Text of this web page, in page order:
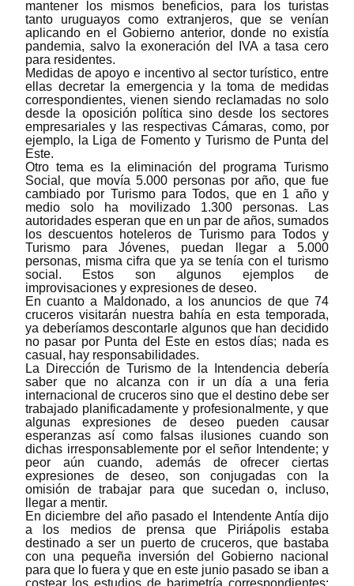
mantener los mismos beneficios, para los turistas
tanto uruguayos como extranjeros, que se venían
aplicando en el Gobierno anterior, donde no existía
pandemia, salvo la exoneración del IVA a tasa cero
para residentes.
Medidas de apoyo e incentivo al sector turístico, entre
ellas decretar la emergencia y la toma de medidas
correspondientes, vienen siendo reclamadas no solo
desde la oposición política sino desde los sectores
empresariales y las respectivas Cámaras, como, por
ejemplo, la Liga de Fomento y Turismo de Punta del
Este.
Otro tema es la eliminación del programa Turismo
Social, que movía 5.000 personas por año, que fue
cambiado por Turismo para Todos, que en 1 año y
medio solo ha movilizado 1.300 personas. Las
autoridades esperan que en un par de años, sumados
los descuentos hoteleros de Turismo para Todos y
Turismo para Jóvenes, puedan llegar a 5.000
personas, misma cifra que ya se tenía con el turismo
social. Estos son algunos ejemplos de
improvisaciones y expresiones de deseo.
En cuanto a Maldonado, a los anuncios de que 74
cruceros visitarán nuestra bahía en esta temporada,
ya deberíamos descontarle algunos que han decidido
no pasar por Punta del Este en estos días; nada es
casual, hay responsabilidades.
La Dirección de Turismo de la Intendencia debería
saber que no alcanza con ir un día a una feria
internacional de cruceros sino que el destino debe ser
trabajado planificadamente y profesionalmente, y que
algunas expresiones de deseo pueden causar
esperanzas así como falsas ilusiones cuando son
dichas irresponsablemente por el señor Intendente; y
peor aún cuando, además de ofrecer ciertas
expresiones de deseo, son conjugadas con la
omisión de trabajar para que sucedan o, incluso,
llegar a mentir.
En diciembre del año pasado el Intendente Antía dijo
a los medios de prensa que Piriápolis estaba
destinado a ser un puerto de cruceros, que bastaba
con una pequeña inversión del Gobierno nacional
para que lo fuera y que en este junio pasado se iban a
costear los estudios de barimetría correspondientes;